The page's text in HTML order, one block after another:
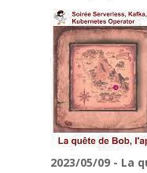
2023/05/09 - La